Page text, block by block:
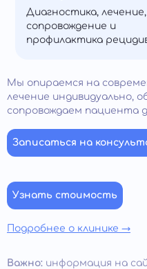
Диагностика, лечение,
сопровождение и
профилактика
Мы опираемся на
лечение индивидуально,
сопровождаем пациента
Записаться на
Узнать стоимость
Подробнее о клинике →
Важно: информация на